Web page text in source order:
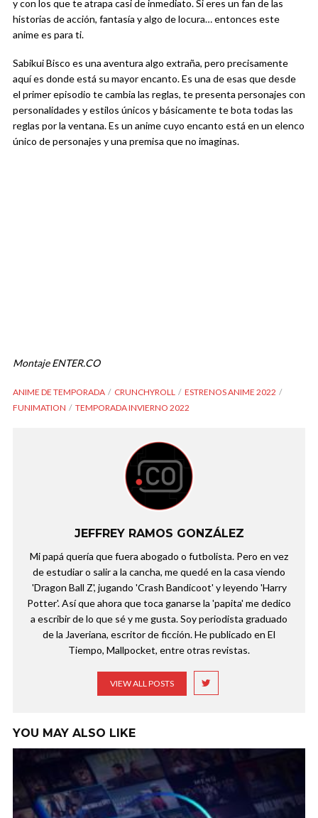
y con los que te atrapa casi de inmediato. Si eres un fan de las
historias de acción, fantasía y algo de locura… entonces este
anime es para ti.
Sabikui Bisco es una aventura algo extraña, pero precisamente
aquí es donde está su mayor encanto. Es una de esas que desde
el primer episodio te cambia las reglas, te presenta personajes con
personalidades y estilos únicos y básicamente te bota todas las
reglas por la ventana. Es un anime cuyo encanto está en un elenco
único de personajes y una premisa que no imaginas.
Montaje ENTER.CO
ANIME DE TEMPORADA CRUNCHYROLL
ESTRENOS ANIME 2022
FUNIMATION
TEMPORADA INVIERNO 2022
JEFFREY RAMOS GONZÁLEZ
Mi papá quería que fuera abogado o futbolista. Pero en vez
de estudiar o salir a la cancha, me quedé en la casa viendo
'Dragon Ball Z', jugando 'Crash Bandicoot' y leyendo 'Harry
Potter'. Así que ahora que toca ganarse la 'papita' me dedico
a escribir de lo que sé y me gusta. Soy periodista graduado
de la Javeriana, escritor de ficción. He publicado en El
Tiempo, Mallpocket, entre otras revistas.
VIEW ALL POSTS
YOU MAY ALSO LIKE